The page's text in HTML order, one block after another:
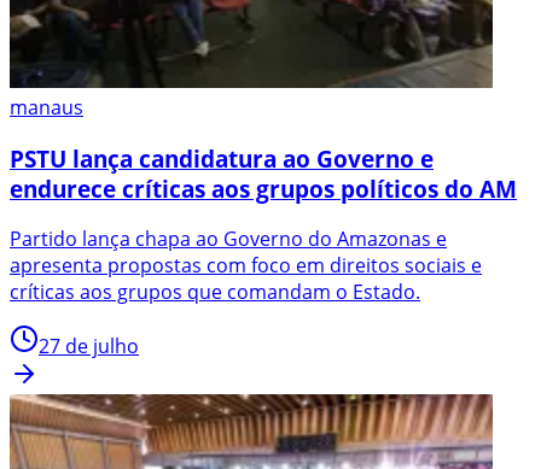
manaus
PSTU lança candidatura ao Governo e
endurece críticas aos grupos políticos do AM
Partido lança chapa ao Governo do Amazonas e
apresenta propostas com foco em direitos sociais e
críticas aos grupos que comandam o Estado.
27 de julho